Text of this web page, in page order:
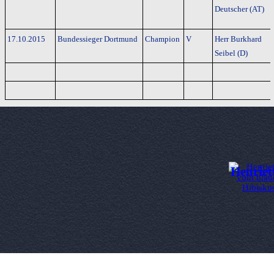
Deutscher (AT)
17.10.2015 Bundessieger Dortmund Champion V
Herr Burkhard
Seibel (D)